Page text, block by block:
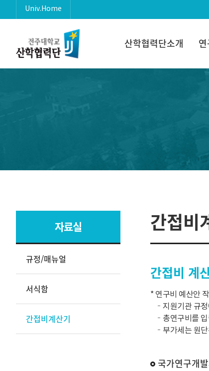
Univ.Home
산학협력단소개
자료실
규정/매뉴얼
서식함
간접비계산기
간접비
간접비 계
* 연구비 예산안
지원기관 규
총연구비를
부가세는 원
국가연구개